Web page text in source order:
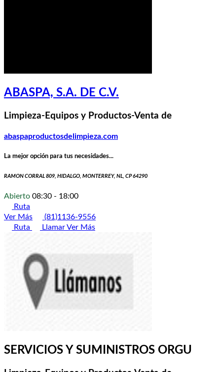
ABASPA, S.A. DE C.V.
Limpieza-Equipos y Productos-Venta de
abaspaproductosdelimpieza.com
La mejor opción para tus necesidades...
RAMON CORRAL 809, HIDALGO, MONTERREY, NL, CP 64290
Abierto 08:30 - 18:00
Ruta
Ver Más
(81)1136-9556
Ruta
LlamarVer Más
SERVICIOS Y SUMINISTROS ORGU